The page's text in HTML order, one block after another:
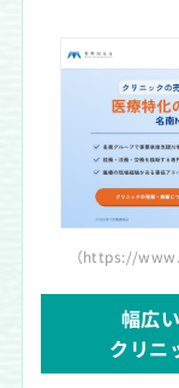
画
（https://
幅広
クリニ